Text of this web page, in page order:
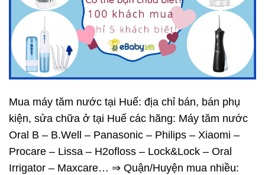
Mua máy tăm nước tại Huế: địa chỉ bán, bán phụ
kiện, sửa chữa ở tại Huế các hãng: Máy tăm nước
Oral B – B.Well – Panasonic – Philips – Xiaomi –
Procare – Lissa – H2ofloss – Lock&Lock – Oral
Irrigator – Maxcare… ⇒ Quận/Huyện mua nhiều: